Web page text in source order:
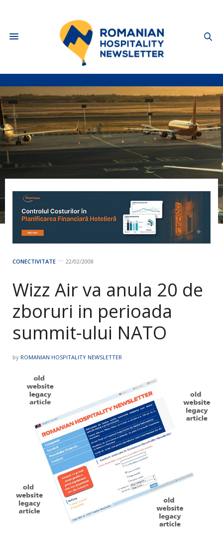
CONECTIVITATE 22/02/2008
Wizz Air va anula 20 de
zboruri in perioada
summit-ului NATO
by ROMANIAN HOSPITALITY NEWSLETTER